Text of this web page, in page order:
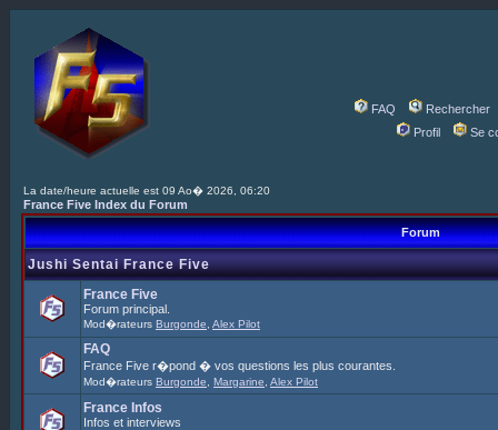
FAQ
Rechercher
Profil
Se
La date/heure actuelle est 09 Ao� 2026, 06:20
France Five Index du Forum
Forum
Jushi Sentai France Five
France Five
Forum principal.
Mod�rateurs Burgonde Alex Pilot
FAQ
France Five r�pond � vos questions les plus courantes.
Mod�rateurs Burgonde Margarine Alex Pilot
France Infos
Infos et interviews